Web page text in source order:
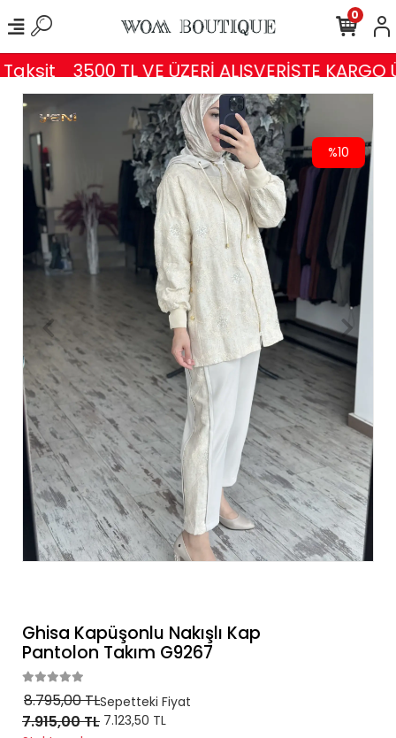
3500 TL VE ÜZERİ ALIŞVERİŞTE KARGO
0
%10
Ghisa Kapüşonlu Nakışlı Kap
Pantolon Takım G9267
8.795,00 TL
7.915,00 TL
Sepetteki Fiyat
7.123,50 TL